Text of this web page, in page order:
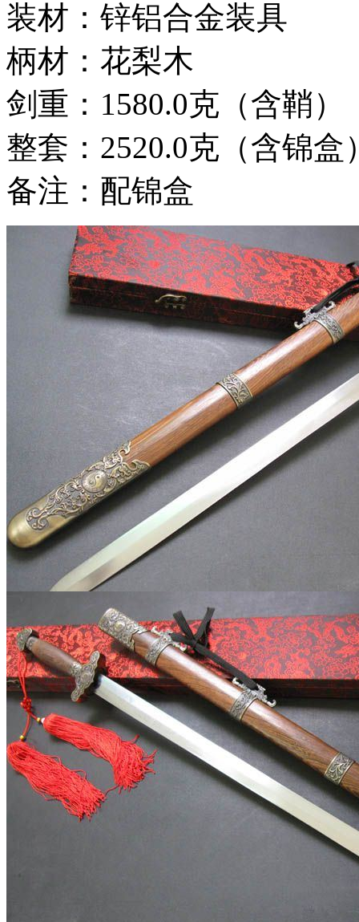
装材：锌铝合金装具
柄材：花梨木
剑重：1580.0克（含鞘）
整套：2520.0克（含锦盒
备注：配锦盒